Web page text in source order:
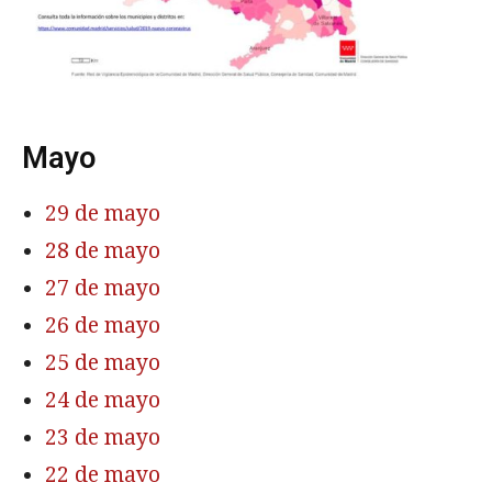
Mayo
29 de mayo
28 de mayo
27 de mayo
26 de mayo
25 de mayo
24 de mayo
23 de mayo
22 de mayo